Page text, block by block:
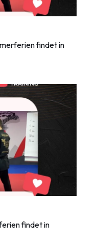
findet in
findet in